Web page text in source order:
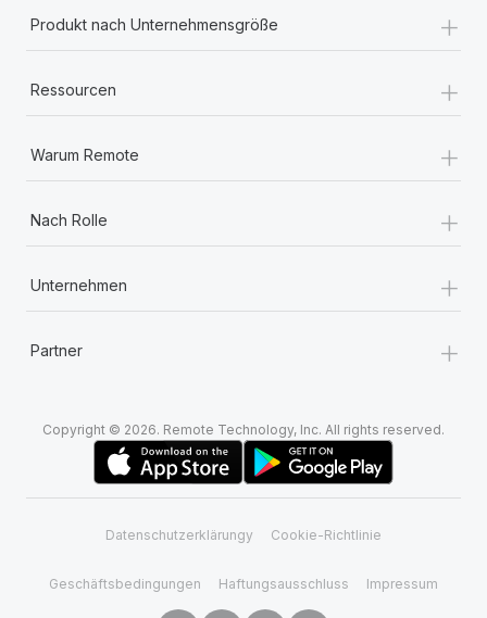
Produkt nach Unternehmensgröße +
Ressourcen +
Warum Remote +
Nach Rolle +
Unternehmen +
Partner +
Copyright © 2026. Remote Technology, Inc. All rights reserved.
Datenschutzerklärungy Cookie-Richtlinie
Geschäftsbedingungen Haftungsausschluss Impressum